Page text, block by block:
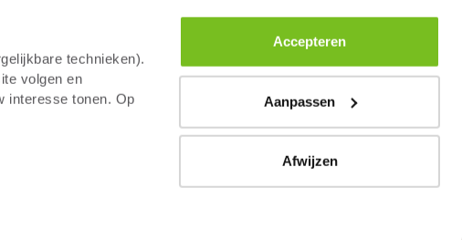
technieken).
volgen en
interesse tonen. Op
Accepteren
Aanpassen
Afwijzen